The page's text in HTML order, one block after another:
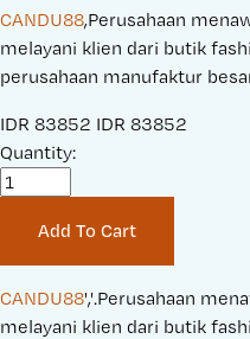
CANDU88,Perusahaan
melayani klien dari butik
perusahaan manufaktur
S
a
r
i
c
IDR 83852 O
n
a
l
IDR 83852
Quantity:
Add To Cart
CANDU88','.Perusahaan
melayani klien dari butik